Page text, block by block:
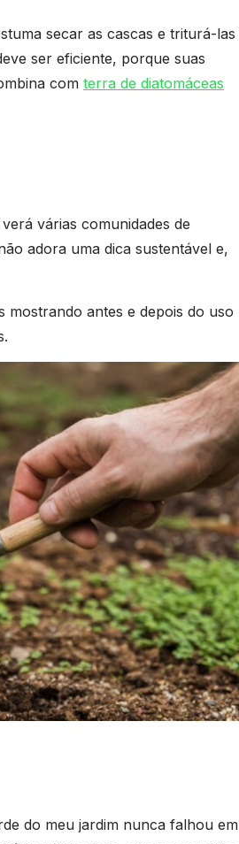
secar as cascas e triturá-las
ser eficiente, porque suas
com terra de diatomáceas
várias comunidades de
adora uma dica sustentável e,
mostrando antes e depois do uso
do meu jardim nunca falhou em